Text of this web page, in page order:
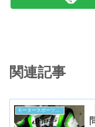
関連記事
モータースポーツコラム